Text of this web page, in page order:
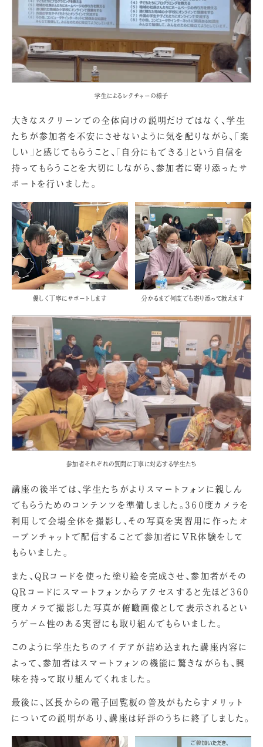
学生によるレクチャーの様子
大きなスクリーンでの全体向けの説明だけではなく、学生
たちが参加者を不安にさせないように気を配りながら、「楽
しい」と感じてもらうこと、「自分にもできる」という自信を
持ってもらうことを大切にしながら、参加者に寄り添ったサ
ポートを行いました。
優しく丁寧にサポートします 分かるまで何度でも寄り添って教えます
参加者それぞれの質問に丁寧に対応する学生たち
講座の後半では、学生たちがよりスマートフォンに親しん
でもらうためのコンテンツを準備しました。360度カメラを
利用して会場全体を撮影し、その写真を実習用に作ったオ
ープンチャットで配信することで参加者にVR体験をして
もらいました。
また、QRコードを使った塗り絵を完成させ、参加者がその
QRコードにスマートフォンからアクセスすると先ほど360
度カメラで撮影した写真が俯瞰画像として表示されるとい
うゲーム性のある実習にも取り組んでもらいました。
このように学生たちのアイデアが詰め込まれた講座内容に
よって、参加者はスマートフォンの機能に驚きながらも、興
味を持って取り組んでくれました。
最後に、区長からの電子回覧板の普及がもたらすメリット
についての説明があり、講座は好評のうちに終了しました。